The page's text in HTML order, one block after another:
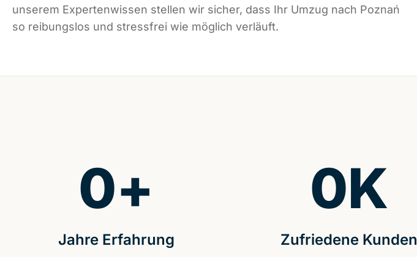
unserem Expertenwissen stellen wir sicher, dass Ihr Umzug nach Poznań
so reibungslos und stressfrei wie möglich verläuft.
Jahre Erfahrung
0+
Zufriedene Kunden
0K